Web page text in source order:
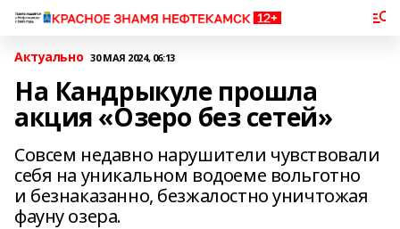
Актуально 30 МАЯ 2024, 06:13
На Кандрыкуле прошла
акция «Озеро без сетей»
Совсем недавно нарушители чувствовали
себя на уникальном водоеме вольготно
и безнаказанно, безжалостно уничтожая
фауну озера.